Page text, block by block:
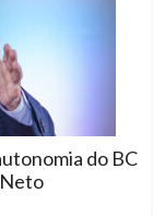
do BC
Neto